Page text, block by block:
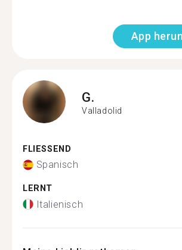
App
G.
Valladolid
FLIESSEND
Spanisch
LERNT
Italienisch